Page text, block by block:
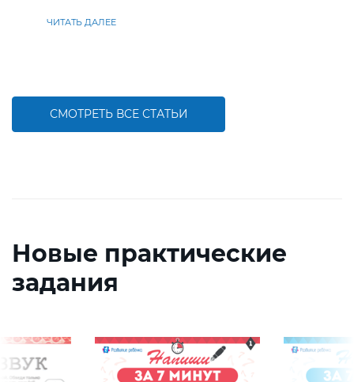
ЧИТАТЬ ДАЛЕЕ
СМОТРЕТЬ ВСЕ СТАТЬИ
Новые практические
задания